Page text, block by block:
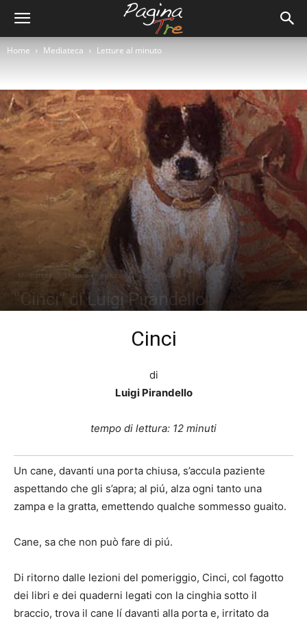
Home Mediateca Letture al minuto
Mediateca Letture al minuto
“Cinci” di Luigi Pirandello
Cinci
di
Luigi Pirandello
tempo di lettura: 12 minuti
Un cane, davanti una porta chiusa, s’accula paziente
aspettando che gli s’apra; al piú, alza ogni tanto una
zampa e la gratta, emettendo qualche sommesso guaito.
Cane, sa che non può fare di piú.
Di ritorno dalle lezioni del pomeriggio, Cinci, col fagotto
dei libri e dei quaderni legati con la cinghia sotto il
braccio, trova il cane lí davanti alla porta e, irritato da